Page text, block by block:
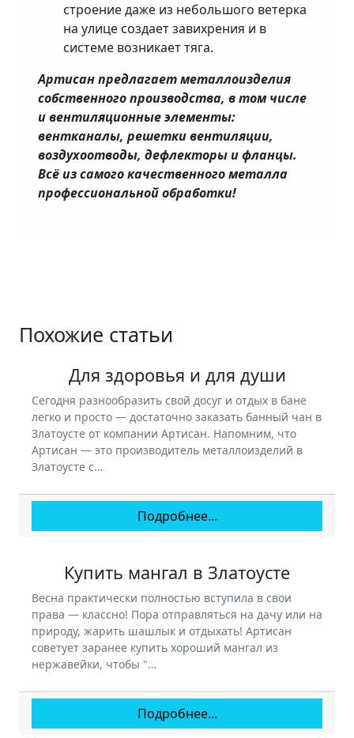
строение даже из небольшого ветерка
на улице создает завихрения и в
системе возникает тяга.
Артисан предлагает металлоизделия
собственного производства, в том числе
и вентиляционные элементы:
вентканалы, решетки вентиляции,
воздухоотводы, дефлекторы и фланцы.
Всё из самого качественного металла
профессиональной обработки!
Похожие статьи
Для здоровья и для души
Сегодня разнообразить свой досуг и отдых в бане
легко и просто — достаточно заказать банный чан в
Златоусте от компании Артисан. Напомним, что
Артисан — это производитель металлоизделий в
Златоусте с…
Подробнее...
Купить мангал в Златоусте
Весна практически полностью вступила в свои
права — классно! Пора отправляться на дачу или на
природу, жарить шашлык и отдыхать! Артисан
советует заранее купить хороший мангал из
нержавейки, чтобы "…
Подробнее...